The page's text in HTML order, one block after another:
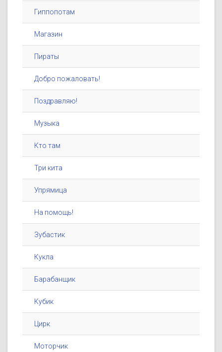
Гиппопотам
Магазин
Пираты
Добро пожаловать!
Поздравляю!
Музыка
Кто там
Три кита
Упрямица
На помощь!
Зубастик
Кукла
Барабанщик
Кубик
Цирк
Моторчик